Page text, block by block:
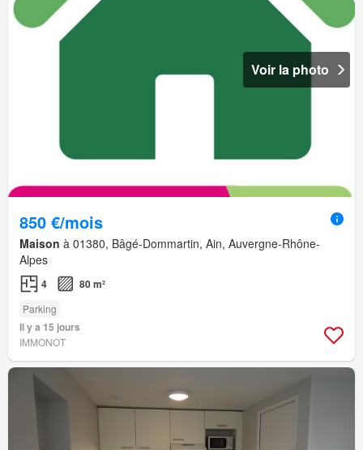
Voir la photo
850 €/mois
Maison à 01380, Bâgé-Dommartin, Ain, Auvergne-Rhône-
Alpes
4 80 m²
Parking
Il y a 15 jours
IMMONOT